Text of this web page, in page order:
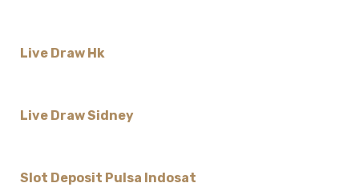
Live Draw Hk
Live Draw Sidney
Slot Deposit Pulsa Indosat